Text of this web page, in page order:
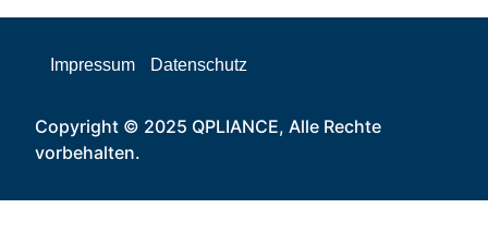
Impressum Datenschutz
Copyright © 2025 QPLIANCE, Alle Rechte
vorbehalten.